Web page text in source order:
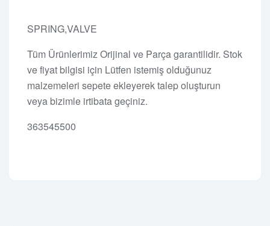
SPRING,VALVE
Tüm Ürünlerimiz Orijinal ve Parça garantilidir. Stok
ve fiyat bilgisi için Lütfen istemiş olduğunuz
malzemeleri sepete ekleyerek talep oluşturun
veya bizimle irtibata geçiniz.
363545500